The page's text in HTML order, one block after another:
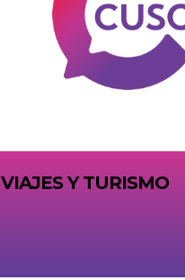
VIAJES Y TURISMO